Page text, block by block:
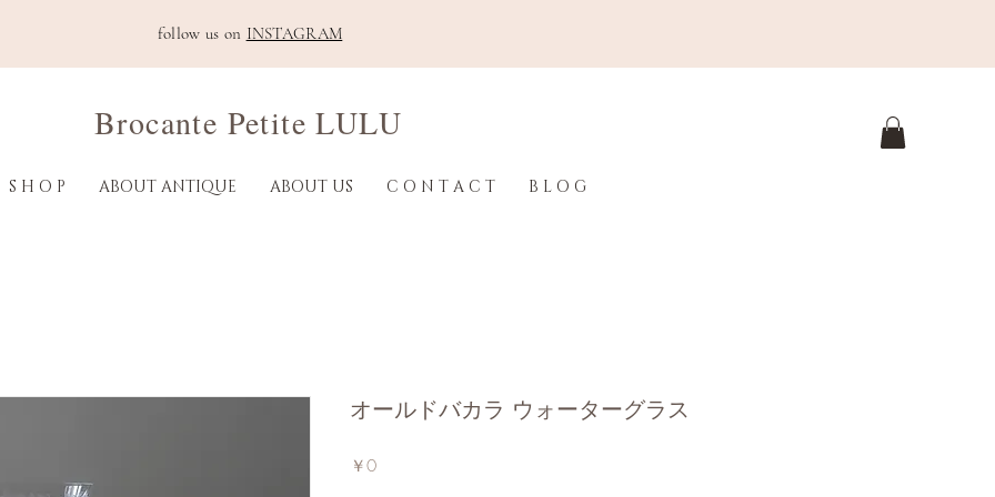
follow us on INSTAGRAM
Brocante Petite LULU
S H O P ABOUT ANTIQUE ABOUT US C O N T A C T B L O G
オールドバカラ ウォーターグラス
￥0価